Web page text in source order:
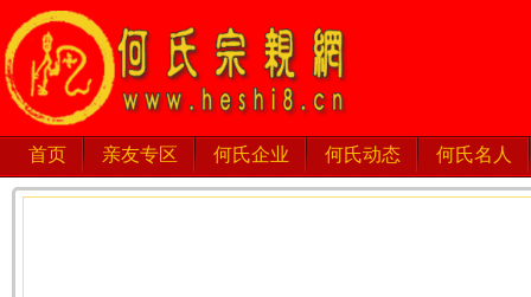
首页 亲友专区 何氏企业 何氏动态 何氏名人